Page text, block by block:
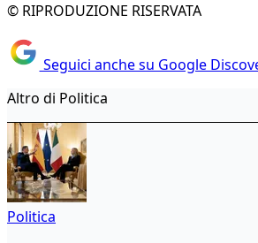
© RIPRODUZIONE RISERVATA
Seguici anche su Google
Altro di Politica
Politica